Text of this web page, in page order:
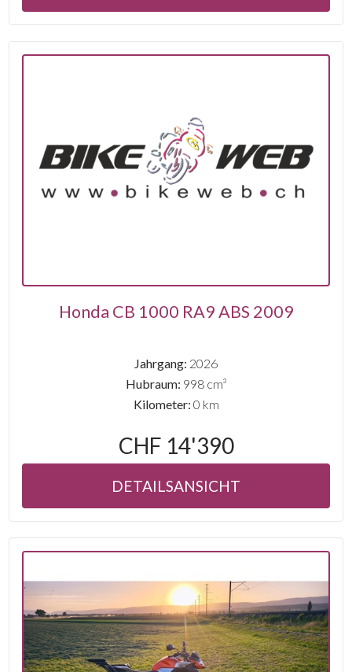
Honda CB 1000 RA9 ABS 2009
Jahrgang: 2026
Hubraum: 998 cm³
Kilometer: 0 km
CHF 14'390
DETAILSANSICHT